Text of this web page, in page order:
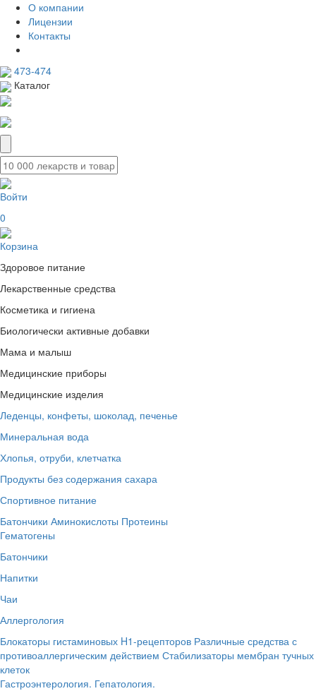
О компании
Лицензии
Контакты
473-474
Каталог
Войти
0
Корзина
Здоровое питание
Лекарственные средства
Косметика и гигиена
Биологически активные добавки
Мама и малыш
Медицинские приборы
Медицинские изделия
Леденцы, конфеты, шоколад, печенье
Минеральная вода
Хлопья, отруби, клетчатка
Продукты без содержания сахара
Спортивное питание
Батончики Аминокислоты Протеины
Гематогены
Батончики
Напитки
Чаи
Аллергология
Блокаторы гистаминовых H1-рецепторов Различные средства с
противоаллергическим действием Стабилизаторы мембран тучных
клеток
Гастроэнтерология. Гепатология.